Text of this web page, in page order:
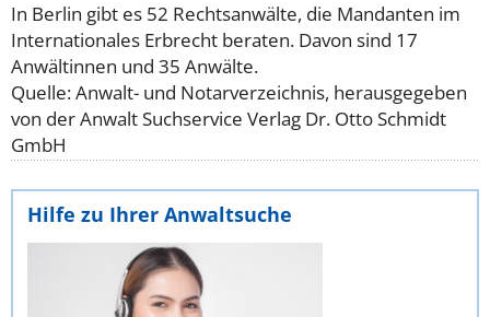
In Berlin gibt es 52 Rechtsanwälte, die Mandanten im
Internationales Erbrecht beraten. Davon sind 17
Anwältinnen und 35 Anwälte.
Quelle: Anwalt- und Notarverzeichnis, herausgegeben
von der Anwalt Suchservice Verlag Dr. Otto Schmidt
GmbH
Hilfe zu Ihrer Anwaltsuche